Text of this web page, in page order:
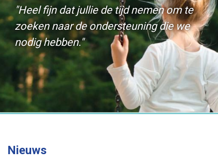
"Heel fijn dat jullie de tijd nemen om te
zoeken naar de ondersteuning die we
nodig hebben."
Nieuws